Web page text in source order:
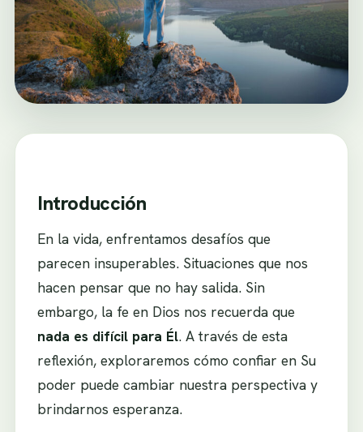
Introducción
En la vida, enfrentamos desafíos que
parecen insuperables. Situaciones que nos
hacen pensar que no hay salida. Sin
embargo, la fe en Dios nos recuerda que
nada es difícil para Él. A través de esta
reflexión, exploraremos cómo confiar en Su
poder puede cambiar nuestra perspectiva y
brindarnos esperanza.